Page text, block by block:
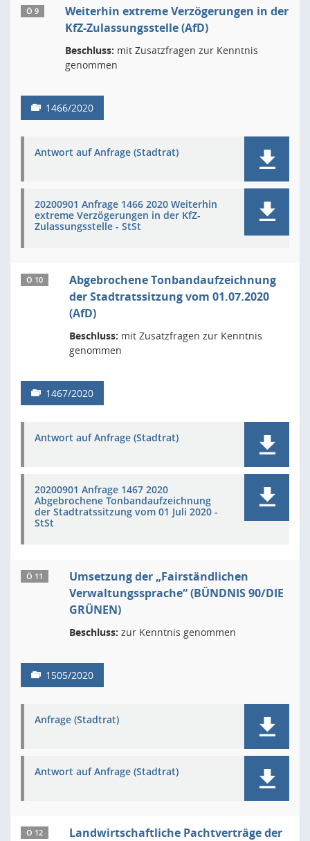
Ö 9
Weiterhin extreme Verzögerungen in der
KfZ-Zulassungsstelle (AfD)
Beschluss: mit Zusatzfragen zur Kenntnis
genommen
1466/2020
Antwort auf Anfrage (Stadtrat)
20200901 Anfrage 1466 2020 Weiterhin
extreme Verzögerungen in der KfZ-
Zulassungsstelle - StSt
Ö 10
Abgebrochene Tonbandaufzeichnung
der Stadtratssitzung vom 01.07.2020
(AfD)
Beschluss: mit Zusatzfragen zur Kenntnis
genommen
1467/2020
Antwort auf Anfrage (Stadtrat)
20200901 Anfrage 1467 2020
Abgebrochene Tonbandaufzeichnung
der Stadtratssitzung vom 01 Juli 2020 -
StSt
Ö 11
Umsetzung der „Fairständlichen
Verwaltungssprache“ (BÜNDNIS 90/DIE
GRÜNEN)
Beschluss: zur Kenntnis genommen
1505/2020
Anfrage (Stadtrat)
Antwort auf Anfrage (Stadtrat)
Ö 12
Landwirtschaftliche Pachtverträge der